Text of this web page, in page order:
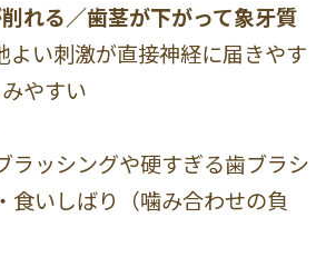
れる／歯茎が下がって象牙質
い刺激が直接神経に届きやす
やすい
ラッシングや硬すぎる歯ブラシ
食いしばり（噛み合わせの負